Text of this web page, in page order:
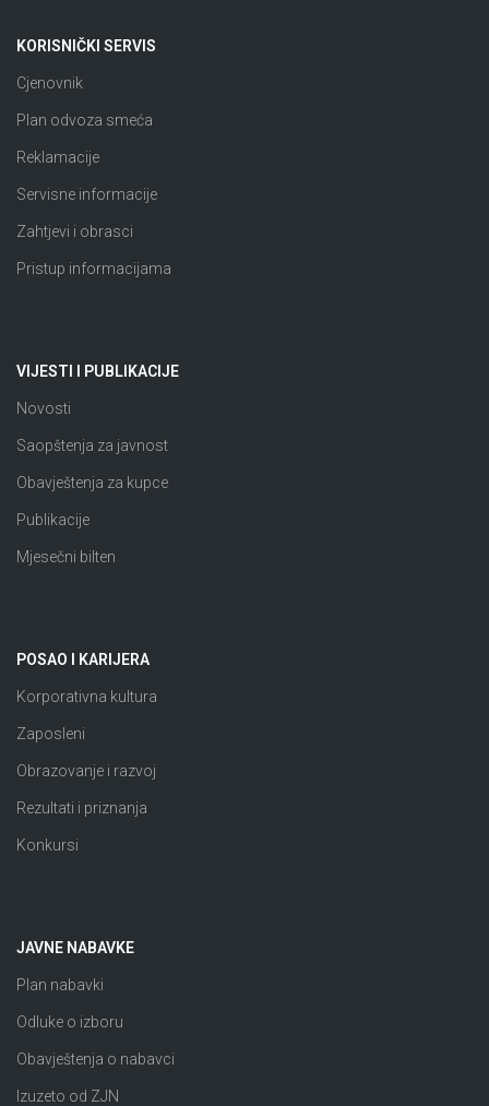
KORISNIČKI SERVIS
Cjenovnik
Plan odvoza smeća
Reklamacije
Servisne informacije
Zahtjevi i obrasci
Pristup informacijama
VIJESTI I PUBLIKACIJE
Novosti
Saopštenja za javnost
Obavještenja za kupce
Publikacije
Mjesečni bilten
POSAO I KARIJERA
Korporativna kultura
Zaposleni
Obrazovanje i razvoj
Rezultati i priznanja
Konkursi
JAVNE NABAVKE
Plan nabavki
Odluke o izboru
Obavještenja o nabavci
Izuzeto od ZJN